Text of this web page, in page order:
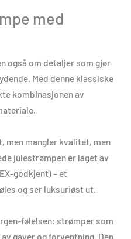
med
også om detaljer som gjør
Med denne klassiske
kombinasjonen av
men mangler kvalitet, men
julestrømpen er laget av
godkjent) – et
og ser luksuriøst ut.
følelsen: strømper som
gaver og forventning. Den